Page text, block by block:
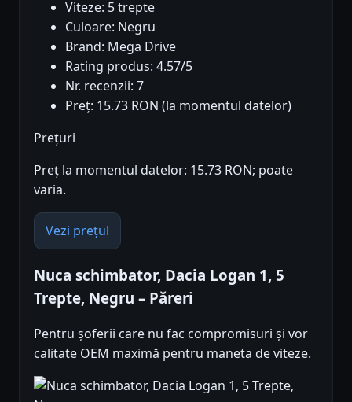
Viteze: 5 trepte
Culoare: Negru
Brand: Mega Drive
Rating produs: 4.57/5
Nr. recenzii: 7
Preț: 15.73 RON (la momentul datelor)
Prețuri
Preț la momentul datelor: 15.73 RON; poate
varia.
Vezi prețul
Nuca schimbator, Dacia Logan 1, 5
Trepte, Negru – Păreri
Pentru șoferii care nu fac compromisuri și vor
calitate OEM maximă pentru maneta de viteze.